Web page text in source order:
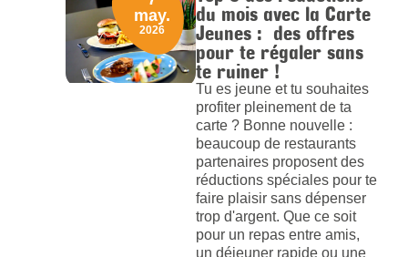
du mois avec la Carte
Jeunes : des offres
pour te régaler sans
te ruiner !
Tu es jeune et tu souhaites
profiter pleinement de ta
carte ? Bonne nouvelle :
beaucoup de restaurants
partenaires proposent des
réductions spéciales pour te
faire plaisir sans dépenser
trop d'argent. Que ce soit
pour un repas entre amis,
un déjeuner rapide ou une
may.
2026